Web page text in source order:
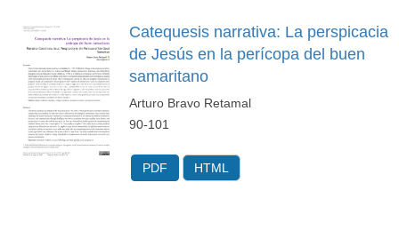
Catequesis narrativa: La perspicacia
de Jesús en la perícopa del buen
samaritano
Arturo Bravo Retamal
90-101
PDF HTML